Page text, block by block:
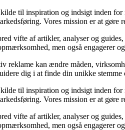
til inspiration og indsigt inden
Vores mission er at
vifte af artikler, analyser og
men også
reklame kan ændre måden,
dig i at finde din unikke
til inspiration og indsigt inden
Vores mission er at
vifte af artikler, analyser og
men også